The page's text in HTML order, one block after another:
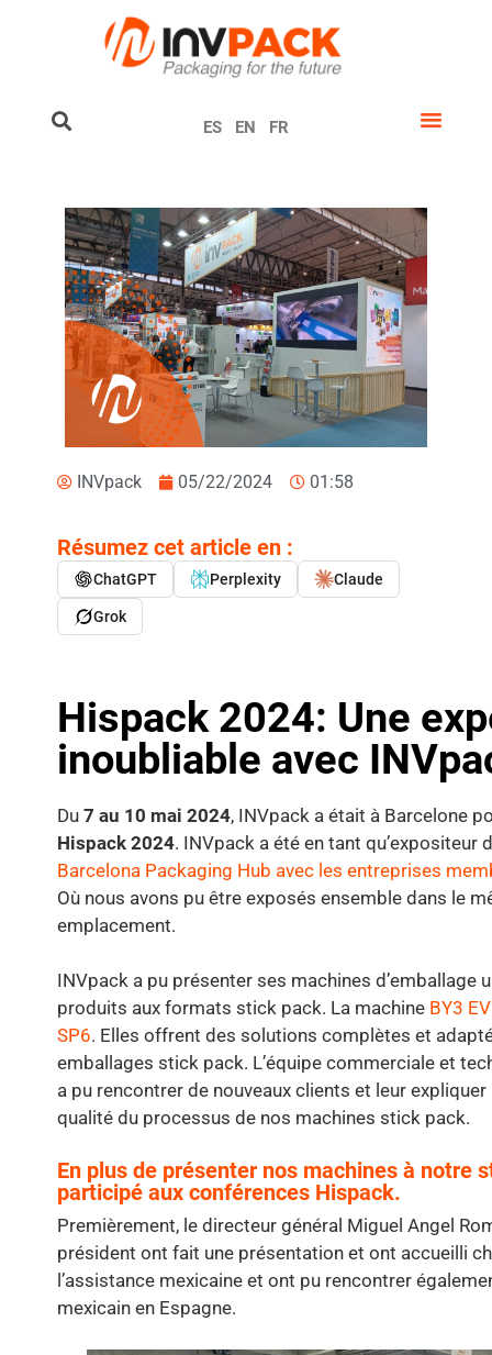
ES EN FR
INVpack 05/22/2024 01:58
Résumez cet article en :
ChatGPT Perplexity Claude
Grok
Hispack 2024: Une
inoubliable avec
Du 7 au 10 mai 2024, INVpack a était à Barcelone
Hispack 2024. INVpack a été en tant qu’expositeur
Barcelona Packaging Hub avec les entreprises
Où nous avons pu être exposés ensemble dans le
emplacement.
INVpack a pu présenter ses machines d’emballage
produits aux formats stick pack. La machine BY3
SP6. Elles offrent des solutions complètes et
emballages stick pack. L’équipe commerciale et
a pu rencontrer de nouveaux clients et leur expliquer
qualité du processus de nos machines stick pack.
En plus de présenter nos machines à notre
participé aux conférences Hispack.
Premièrement, le directeur général Miguel Angel
président ont fait une présentation et ont accueilli
l’assistance mexicaine et ont pu rencontrer
mexicain en Espagne.